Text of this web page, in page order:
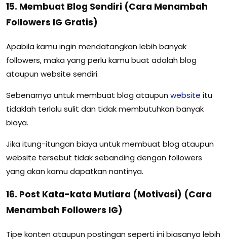
15. Membuat Blog Sendiri (Cara Menambah
Followers IG Gratis)
Apabila kamu ingin mendatangkan lebih banyak
followers, maka yang perlu kamu buat adalah blog
ataupun website sendiri.
Sebenarnya untuk membuat blog ataupun website itu
tidaklah terlalu sulit dan tidak membutuhkan banyak
biaya.
Jika itung-itungan biaya untuk membuat blog ataupun
website tersebut tidak sebanding dengan followers
yang akan kamu dapatkan nantinya.
16. Post Kata-kata Mutiara (Motivasi) (Cara
Menambah Followers IG)
Tipe konten ataupun postingan seperti ini biasanya lebih